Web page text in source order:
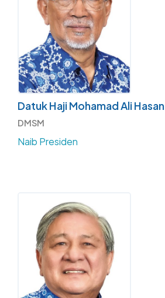
Datuk Haji Mohamad Ali Hasan
DMSM
Naib Presiden